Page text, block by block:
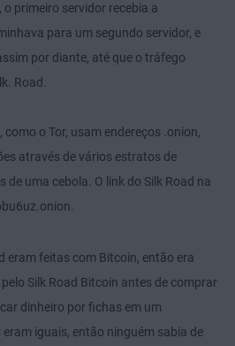
o primeiro servidor recebia a
para um segundo servidor, e
por diante, até que o tráfego
Road.
, como o Tor, usam endereços .onion,
através de vários estratos de
de uma cebola. O link do Silk Road na
eram feitas com Bitcoin, então era
Silk Road Bitcoin antes de comprar
dinheiro por fichas em um
iguais, então ninguém sabia de